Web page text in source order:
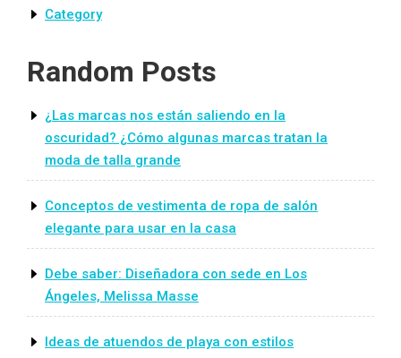
Category
Random Posts
¿Las marcas nos están saliendo en la
oscuridad? ¿Cómo algunas marcas tratan la
moda de talla grande
Conceptos de vestimenta de ropa de salón
elegante para usar en la casa
Debe saber: Diseñadora con sede en Los
Ángeles, Melissa Masse
Ideas de atuendos de playa con estilos